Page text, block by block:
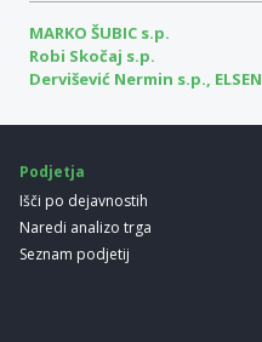
MARKO ŠUBIC s.p.
Robi Skočaj s.p.
Dervišević Nermin s.p., ELSEN
Podjetja
Išči po dejavnostih
Naredi analizo trga
Seznam podjetij